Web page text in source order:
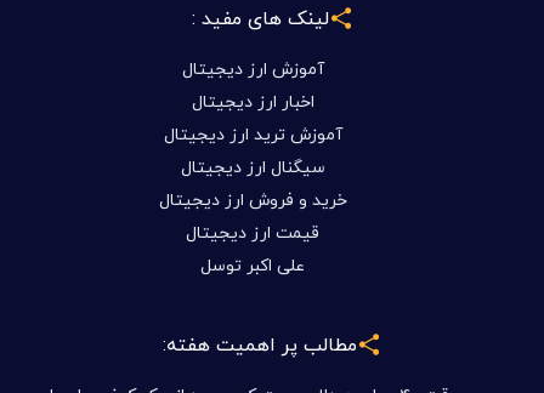
لینک های مفید :
آموزش ارز دیجیتال
اخبار ارز دیجیتال
آموزش ترید ارز دیجیتال
سیگنال ارز دیجیتال
خرید و فروش ارز دیجیتال
قیمت ارز دیجیتال
علی اکبر توسل
مطالب پر اهمیت هفته: